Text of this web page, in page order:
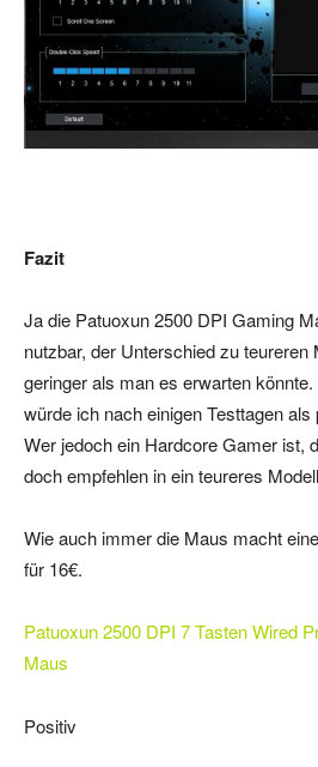
Fazit
Ja die Patuoxun 2500 DPI Gaming
nutzbar, der Unterschied zu teureren
geringer als man es erwarten
würde ich nach einigen Testtagen
Wer jedoch ein Hardcore Gamer ist,
doch empfehlen in ein teureres
Wie auch immer die Maus macht
für 16€.
Patuoxun 2500 DPI 7 Tasten Wired
Maus
Positiv